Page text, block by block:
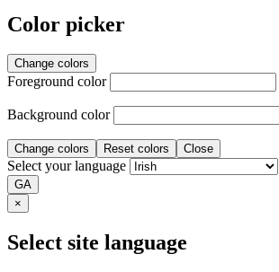
Color picker
Change colors
Foreground color
Background color
Change colors Reset colors Close
Select your language
GA
×
Select site language